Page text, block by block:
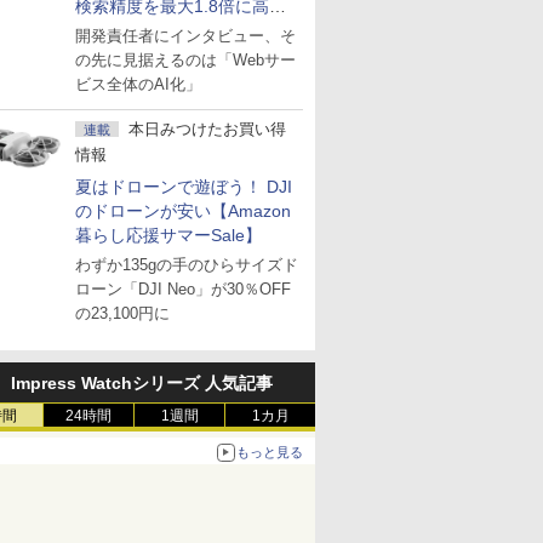
検索精度を最大1.8倍に高め
た「GMO AI RAG」は無償の
OSS版で「1社1RAG」を目
指す
開発責任者にインタビュー、そ
の先に見据えるのは「Webサー
ビス全体のAI化」
連載
本日みつけたお買い得
情報
夏はドローンで遊ぼう！ DJI
のドローンが安い【Amazon
暮らし応援サマーSale】
わずか135gの手のひらサイズド
ローン「DJI Neo」が30％OFF
の23,100円に
Impress Watchシリーズ 人気記事
24時間 1週間 1カ月
もっと見る